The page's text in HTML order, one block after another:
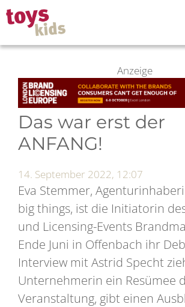
Zum
Inhalt
springen
Anzeige
Das war erst der
ANFANG!
14. September 2022, 12:07
Eva Stemmer,
big things, ist die Initiatorin
und Licensing-Events
Ende Juni in Offenbach ihr
Interview mit Astrid Specht
Unternehmerin ein Resümee
Veranstaltung, gibt einen